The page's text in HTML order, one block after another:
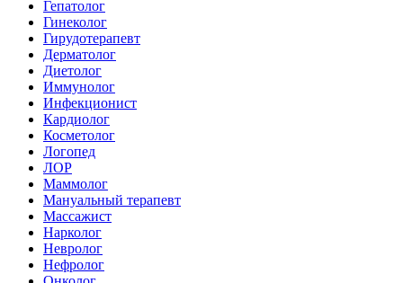
Гепатолог
Гинеколог
Гирудотерапевт
Дерматолог
Диетолог
Иммунолог
Инфекционист
Кардиолог
Косметолог
Логопед
ЛОР
Маммолог
Мануальный терапевт
Массажист
Нарколог
Невролог
Нефролог